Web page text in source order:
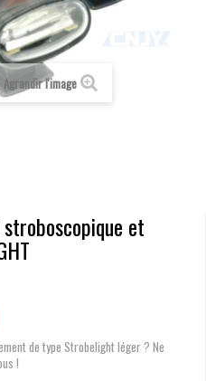
Agrandir l'image
et
de type Strobelight léger ? Ne
!